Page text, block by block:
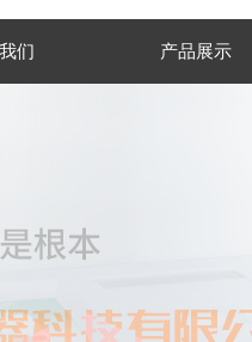
们 产品展示